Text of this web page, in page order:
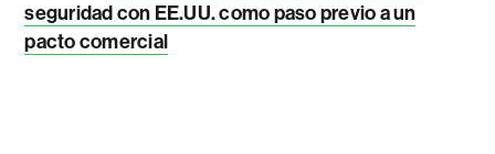
seguridad con EE.UU. como paso previo a un
pacto comercial